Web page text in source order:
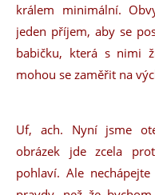
králem minimální.
jeden příjem, aby se
babičku, která s nimi
mohou se zaměřit na
Uf, ach. Nyní jsme
obrázek jde zcela
pohlaví. Ale